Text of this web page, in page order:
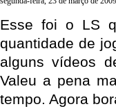
Esse foi o LS
quantidade de
alguns vídeos
Valeu a pena
tempo. Agora